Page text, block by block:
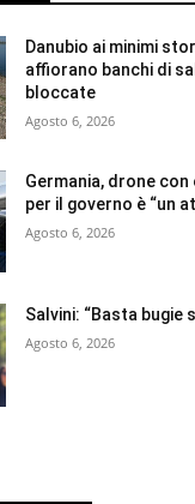
Danubio ai minimi
affiorano banchi di
bloccate
Agosto 6, 2026
Germania, drone con
per il governo è “un
Agosto 6, 2026
Salvini: “Basta bugie
Agosto 6, 2026